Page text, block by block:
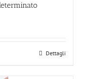
Dettagli